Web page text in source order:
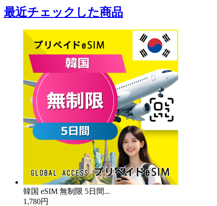
最近チェックした商品
韓国 eSIM 無制限 5日間...
1,780円